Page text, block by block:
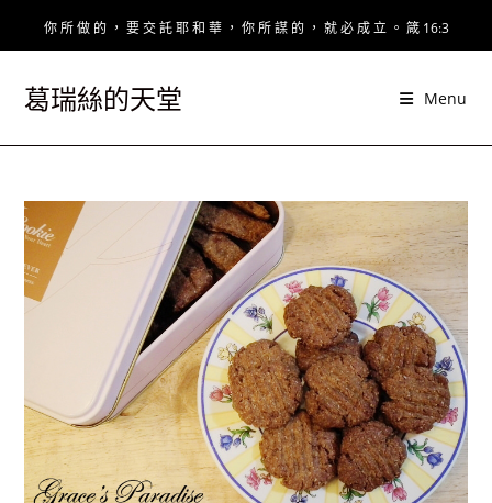
你 所 做 的 ， 要 交 託 耶 和 華 ， 你 所 謀 的 ， 就 必 成 立 。 箴 16:3
葛瑞絲的天堂 Menu